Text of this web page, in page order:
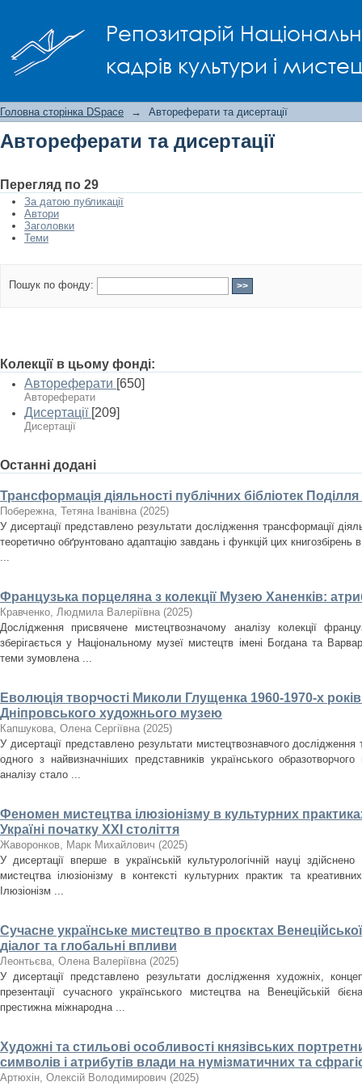
Репозитарій
кадрів культури і
Головна сторінка DSpace → Автореферати та дисертації
Автореферати та дисертації
Перегляд по 29
За датою публикації
Автори
Заголовки
Теми
Пошук по фонду:
Колекції в цьому фонді:
Автореферати [650]
Автореферати
Дисертації [209]
Дисертації
Останні додані
Трансформація діяльності публічних бібліотек
Побережна, Тетяна Іванівна (2025)
У дисертації представлено результати дослідження трансформації
теоретично обґрунтовано адаптацію завдань і функцій цих книгозбірень
...
Французька порцеляна з колекції Музею Ханенків:
Кравченко, Людмила Валеріївна (2025)
Дослідження присвячене мистецтвозначому аналізу колекції
зберігається у Національному музеї мистецтв імені Богдана та
теми зумовлена ...
Еволюція творчості Миколи Глущенка 1960-1970-х
Дніпровського художнього музею
Капшукова, Олена Сергіївна (2025)
У дисертації представлено результати мистецтвознавчого
одного з найвизначніших представників українського
аналізу стало ...
Феномен мистецтва ілюзіонізму в культурних
Україні початку ХХІ століття
Жаворонков, Марк Михайлович (2025)
У дисертації вперше в українській культурологічній науці
мистецтва ілюзіонізму в контексті культурних практик та
Ілюзіонізм ...
Сучасне українське мистецтво в проєктах
діалог та глобальні впливи
Леонтьєва, Олена Валеріївна (2025)
У дисертації представлено результати дослідження художніх,
презентації сучасного українського мистецтва на Венеційській
престижна міжнародна ...
Художні та стильові особливості князівських
символів і атрибутів влади на нумізматичних та
Артюхін, Олексій Володимирович (2025)